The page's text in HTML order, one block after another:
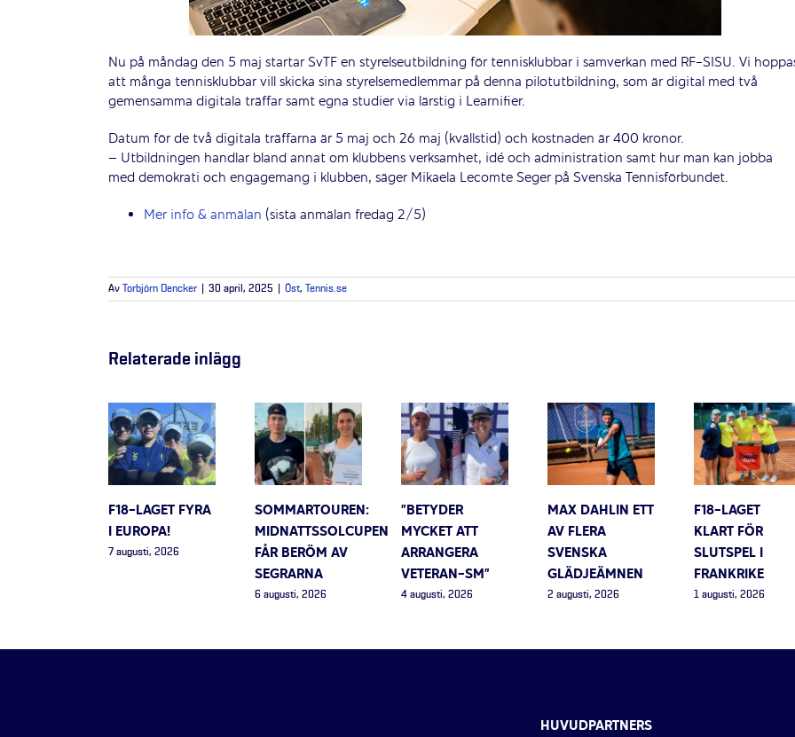
Nu på måndag den 5 maj startar SvTF en styrelseutbildning för tennisklubbar i samverkan med RF-SISU. Vi
att många tennisklubbar vill skicka sina styrelsemedlemmar på denna pilotutbildning, som är digital med två
gemensamma digitala träffar samt egna studier via lärstig i Learnifier.
Datum för de två digitala träffarna är 5 maj och 26 maj (kvällstid) och kostnaden är 400 kronor.
– Utbildningen handlar bland annat om klubbens verksamhet, idé och administration samt hur man kan jobba
med demokrati och engagemang i klubben, säger Mikaela Lecomte Seger på Svenska Tennisförbundet.
Mer info & anmälan (sista anmälan fredag 2/5)
Av Torbjörn Dencker 30 april, 2025 Öst, Tennis.se
Relaterade inlägg
F18-LAGET FYRA
I EUROPA!
7 augusti, 2026
SOMMARTOUREN:
MIDNATTSSOLCUPEN
FÅR BERÖM AV
SEGRARNA
6 augusti, 2026
”BETYDER
MYCKET ATT
ARRANGERA
VETERAN-SM”
4 augusti, 2026
MAX DAHLIN ETT
AV FLERA
SVENSKA
GLÄDJEÄMNEN
2 augusti, 2026
F18-LAGET
KLART FÖR
SLUTSPEL I
FRANKRIKE
1 augusti, 2026
HUVUDPARTNERS